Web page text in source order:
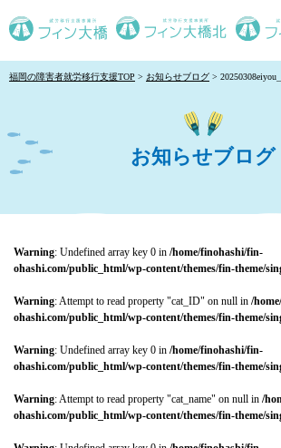
福岡の障害者就労移行支援TOP お知らせブログ
お知らせブログ
Warning: Undefined array key 0 in /home/finohashi/fin-
ohashi.com/public_html/wp-content/themes/fin-theme/
Warning: Attempt to read property "cat_ID" on null in /
ohashi.com/public_html/wp-content/themes/fin-theme/
Warning: Undefined array key 0 in /home/finohashi/fin-
ohashi.com/public_html/wp-content/themes/fin-theme/
Warning: Attempt to read property "cat_name" on null in /
ohashi.com/public_html/wp-content/themes/fin-theme/